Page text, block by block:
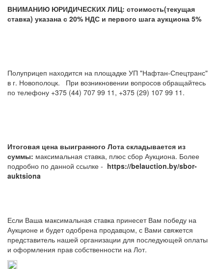
ВНИМАНИЮ ЮРИДИЧЕСКИХ ЛИЦ: стоимость(текущая
ставка) указана с 20% НДС и первого шага аукциона 5%
Полуприцеп находится на площадке УП "Нафтан-Спецтранс"
в г. Новополоцк. При возникновении вопросов обращайтесь
по телефону +375 (44) 707 99 11, +375 (29) 107 99 11.
Итоговая цена выигранного Лота складывается из
суммы: максимальная ставка, плюс сбор Аукциона. Более
подробно по данной ссылке - https://belauction.by/sbor-
auktsiona
Если Ваша максимальная ставка принесет Вам победу на
Аукционе и будет одобрена продавцом, с Вами свяжется
представитель нашей организации для последующей оплаты
и оформления прав собственности на Лот.